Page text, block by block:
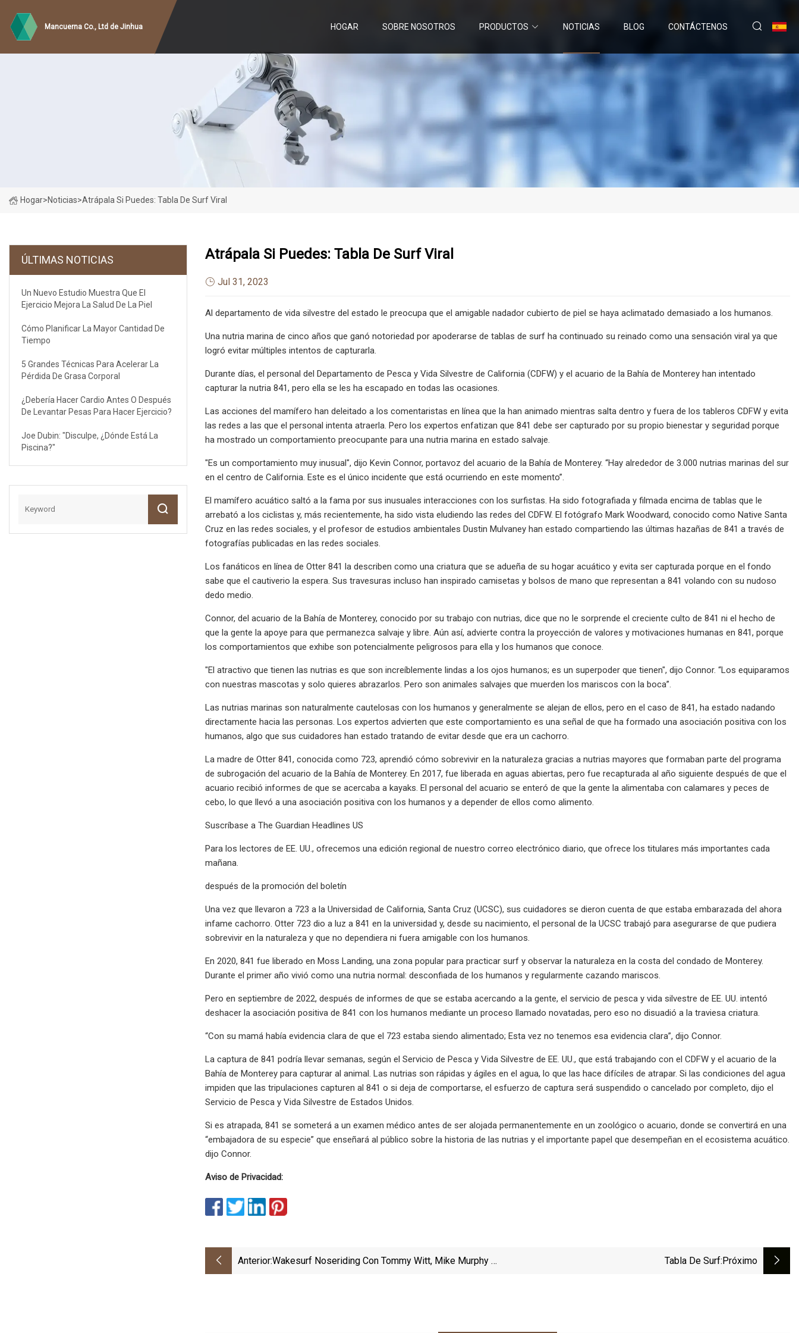
Mancuerna Co., Ltd de Jinhua HOGAR SOBRE NOSOTROS PRODUCTOS NOTICIAS BLOG CONTÁCTENOS
Hogar>Noticias>Atrápala Si Puedes: Tabla De Surf Viral
ÚLTIMAS NOTICIAS
Un Nuevo Estudio Muestra Que El
Ejercicio Mejora La Salud De La Piel
Cómo Planificar La Mayor Cantidad De
Tiempo
5 Grandes Técnicas Para Acelerar La
Pérdida De Grasa Corporal
¿Debería Hacer Cardio Antes O Después
De Levantar Pesas Para Hacer Ejercicio?
Joe Dubin: "Disculpe, ¿dónde Está La
Piscina?"
Atrápala Si Puedes: Tabla De Surf Viral
Jul 31, 2023
Al departamento de vida silvestre del estado le preocupa que el amigable nadador cubierto de piel se haya aclimatado demasiado a los humanos.
Una nutria marina de cinco años que ganó notoriedad por apoderarse de tablas de surf ha continuado su reinado como una sensación viral ya que
logró evitar múltiples intentos de capturarla.
Durante días, el personal del Departamento de Pesca y Vida Silvestre de California (CDFW) y el acuario de la Bahía de Monterey han intentado
capturar la nutria 841, pero ella se les ha escapado en todas las ocasiones.
Las acciones del mamífero han deleitado a los comentaristas en línea que la han animado mientras salta dentro y fuera de los tableros CDFW y evita
las redes a las que el personal intenta atraerla. Pero los expertos enfatizan que 841 debe ser capturado por su propio bienestar y seguridad porque
ha mostrado un comportamiento preocupante para una nutria marina en estado salvaje.
"Es un comportamiento muy inusual", dijo Kevin Connor, portavoz del acuario de la Bahía de Monterey. “Hay alrededor de 3.000 nutrias marinas del sur
en el centro de California. Este es el único incidente que está ocurriendo en este momento”.
El mamífero acuático saltó a la fama por sus inusuales interacciones con los surfistas. Ha sido fotografiada y filmada encima de tablas que le
arrebató a los ciclistas y, más recientemente, ha sido vista eludiendo las redes del CDFW. El fotógrafo Mark Woodward, conocido como Native Santa
Cruz en las redes sociales, y el profesor de estudios ambientales Dustin Mulvaney han estado compartiendo las últimas hazañas de 841 a través de
fotografías publicadas en las redes sociales.
Los fanáticos en línea de Otter 841 la describen como una criatura que se adueña de su hogar acuático y evita ser capturada porque en el fondo
sabe que el cautiverio la espera. Sus travesuras incluso han inspirado camisetas y bolsos de mano que representan a 841 volando con su nudoso
dedo medio.
Connor, del acuario de la Bahía de Monterey, conocido por su trabajo con nutrias, dice que no le sorprende el creciente culto de 841 ni el hecho de
que la gente la apoye para que permanezca salvaje y libre. Aún así, advierte contra la proyección de valores y motivaciones humanas en 841, porque
los comportamientos que exhibe son potencialmente peligrosos para ella y los humanos que conoce.
"El atractivo que tienen las nutrias es que son increíblemente lindas a los ojos humanos; es un superpoder que tienen", dijo Connor. “Los equiparamos
con nuestras mascotas y solo quieres abrazarlos. Pero son animales salvajes que muerden los mariscos con la boca”.
Las nutrias marinas son naturalmente cautelosas con los humanos y generalmente se alejan de ellos, pero en el caso de 841, ha estado nadando
directamente hacia las personas. Los expertos advierten que este comportamiento es una señal de que ha formado una asociación positiva con los
humanos, algo que sus cuidadores han estado tratando de evitar desde que era un cachorro.
La madre de Otter 841, conocida como 723, aprendió cómo sobrevivir en la naturaleza gracias a nutrias mayores que formaban parte del programa
de subrogación del acuario de la Bahía de Monterey. En 2017, fue liberada en aguas abiertas, pero fue recapturada al año siguiente después de que el
acuario recibió informes de que se acercaba a kayaks. El personal del acuario se enteró de que la gente la alimentaba con calamares y peces de
cebo, lo que llevó a una asociación positiva con los humanos y a depender de ellos como alimento.
Suscríbase a The Guardian Headlines US
Para los lectores de EE. UU., ofrecemos una edición regional de nuestro correo electrónico diario, que ofrece los titulares más importantes cada
mañana.
después de la promoción del boletín
Una vez que llevaron a 723 a la Universidad de California, Santa Cruz (UCSC), sus cuidadores se dieron cuenta de que estaba embarazada del ahora
infame cachorro. Otter 723 dio a luz a 841 en la universidad y, desde su nacimiento, el personal de la UCSC trabajó para asegurarse de que pudiera
sobrevivir en la naturaleza y que no dependiera ni fuera amigable con los humanos.
En 2020, 841 fue liberado en Moss Landing, una zona popular para practicar surf y observar la naturaleza en la costa del condado de Monterey.
Durante el primer año vivió como una nutria normal: desconfiada de los humanos y regularmente cazando mariscos.
Pero en septiembre de 2022, después de informes de que se estaba acercando a la gente, el servicio de pesca y vida silvestre de EE. UU. intentó
deshacer la asociación positiva de 841 con los humanos mediante un proceso llamado novatadas, pero eso no disuadió a la traviesa criatura.
“Con su mamá había evidencia clara de que el 723 estaba siendo alimentado; Esta vez no tenemos esa evidencia clara”, dijo Connor.
La captura de 841 podría llevar semanas, según el Servicio de Pesca y Vida Silvestre de EE. UU., que está trabajando con el CDFW y el acuario de la
Bahía de Monterey para capturar al animal. Las nutrias son rápidas y ágiles en el agua, lo que las hace difíciles de atrapar. Si las condiciones del agua
impiden que las tripulaciones capturen al 841 o si deja de comportarse, el esfuerzo de captura será suspendido o cancelado por completo, dijo el
Servicio de Pesca y Vida Silvestre de Estados Unidos.
Si es atrapada, 841 se someterá a un examen médico antes de ser alojada permanentemente en un zoológico o acuario, donde se convertirá en una
“embajadora de su especie” que enseñará al público sobre la historia de las nutrias y el importante papel que desempeñan en el ecosistema acuático.
dijo Connor.
Aviso de Privacidad:
Anterior:Wakesurf Noseriding Con Tommy Witt, Mike Murphy Y
Tabla De Surf:próximo